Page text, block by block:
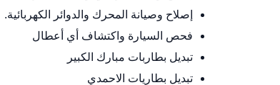
إصلاح وصيانة المحرك والدوائر الكهربائية.
فحص السيارة واكتشاف أي أعطال
تبديل بطاربات مبارك الكبير
تبديل بطاريات الاحمدي